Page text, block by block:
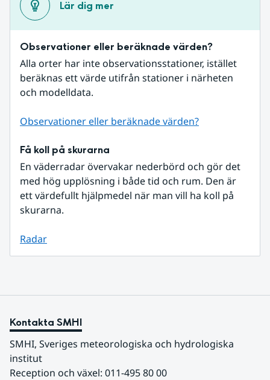
Lär dig mer
Observationer eller beräknade värden?
Alla orter har inte observationsstationer, istället
beräknas ett värde utifrån stationer i närheten
och modelldata.
Observationer eller beräknade värden?
Få koll på skurarna
En väderradar övervakar nederbörd och gör det
med hög upplösning i både tid och rum. Den är
ett värdefullt hjälpmedel när man vill ha koll på
skurarna.
Radar
Kontakta SMHI
SMHI, Sveriges meteorologiska och hydrologiska
institut
Reception och växel: 011-495 80 00